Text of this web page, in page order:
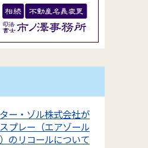
ー・ゾル株式会社が
プレー（エアゾール
のリコールについて